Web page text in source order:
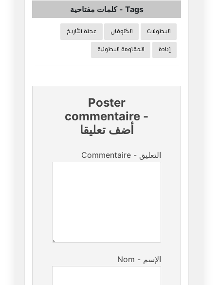
Tags
-كلمات مفتاحية
البطولات الطّوفان
عجلة التّاريخ
إبادة
المقاومة البطولية
Poster
commentaire -
أضف تعليقا
Commentaire - التعليق
Nom - الإسم